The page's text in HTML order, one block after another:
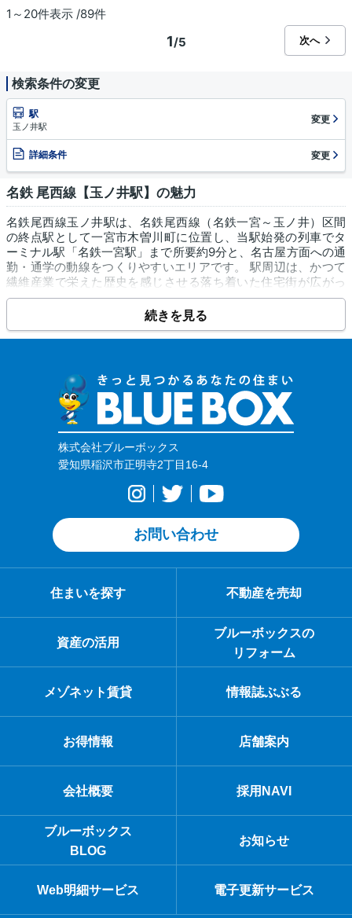
1～20件表示 /89件
1/5 次へ
検索条件の変更
駅
玉ノ井駅
変更
詳細条件 変更
名鉄 尾西線【玉ノ井駅】の魅力
名鉄尾西線玉ノ井駅は、名鉄尾西線（名鉄一宮～玉ノ井）区間
の終点駅として一宮市木曽川町に位置し、当駅始発の列車でタ
ーミナル駅「名鉄一宮駅」まで所要約9分と、名古屋方面への通
勤・通学の動線をつくりやすいエリアです。 駅周辺は、かつて
繊維産業で栄えた歴史を感じさせる落ち着いた住宅街が広がっ
ており、「ローソン 木曽川玉ノ井店」などのコンビニや、ドラ
ッグストア「V・drug 玉ノ井店」が近くにあるため、日々の買
い物にも便利です。 さらに車や自転車を利用すればスーパー
「平和堂 木曽川店」も生活圏に入り、まとめ買いにも対応しや
や「一宮市立玉ノ井保育園」などがあり、子育て世帯にとって
も安心材料となります。 また、広大な「木曽川緑地公園」や、
県指定文化財（鬼神面）などを伝える「賀茂神社」も近く、自
然と歴史文化に触れながら、静穏な環境でのびのびと子育てを
したいファミリー層に向いた住環境です。
続きを見る
株式会社ブルーボックス
愛知県稲沢市正明寺2丁目16-4
お問い合わせ
住まいを探す 不動産を売却
資産の活用
ブルーボックスの
リフォーム
メゾネット賃貸 情報誌ぶぶる
お得情報 店舗案内
会社概要 採用NAVI
ブルーボックス
BLOG
お知らせ
Web明細サービス 電子更新サービス